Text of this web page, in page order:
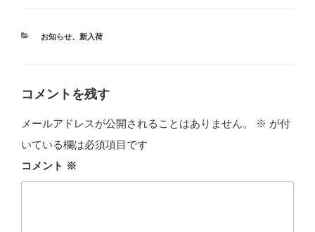
カ
お知らせ、 新入荷
コメントを残す
メールアドレスが公開されることはありません。 ※ が付
いている欄は必須項目です
コメント ※